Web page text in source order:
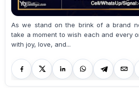
As we stand on the brink of a brand
take a moment to wish each and every
with joy, love, and...